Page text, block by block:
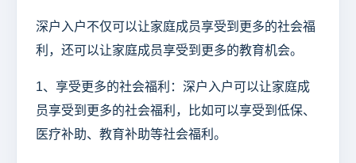
深户入户不仅可以让家庭成员享受到更多的社会福
利，还可以让家庭成员享受到更多的教育机会。
1、享受更多的社会福利：深户入户可以让家庭成
员享受到更多的社会福利，比如可以享受到低保、
医疗补助、教育补助等社会福利。